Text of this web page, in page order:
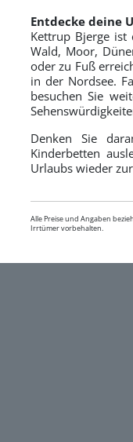
Entdecke deine
Kettrup Bjerge ist
Wald, Moor,
oder zu Fuß
in der Nordsee.
besuchen Sie
Denken Sie
Kinderbetten
Urlaubs wieder
Alle Preise und Angaben
Irrtümer vorbehalten.